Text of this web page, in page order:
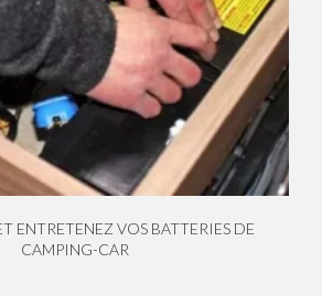
ENTRETENEZ VOS BATTERIES DE
CAMPING-CAR